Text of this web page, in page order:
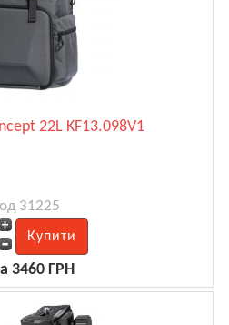
22L KF13.098V1
31225
3460 ГРН